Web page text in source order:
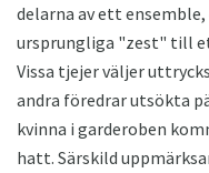
delarna av ett
ursprungliga "zest" till
Vissa tjejer väljer
andra föredrar utsökta
kvinna i garderoben
hatt. Särskild